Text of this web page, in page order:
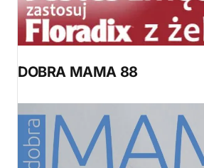
DOBRA MAMA 88